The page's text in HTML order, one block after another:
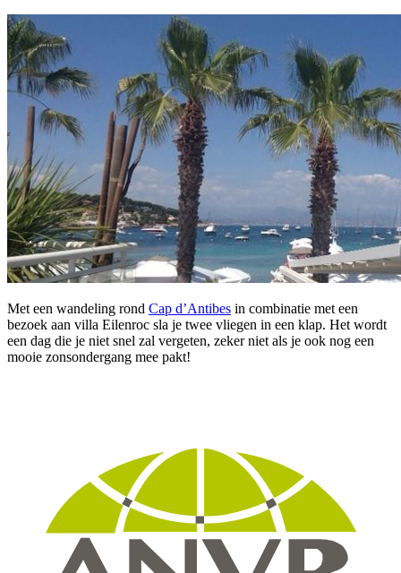
Met een wandeling rond Cap d’Antibes in combinatie met een
bezoek aan villa Eilenroc sla je twee vliegen in een klap. Het wordt
een dag die je niet snel zal vergeten, zeker niet als je ook nog een
mooie zonsondergang mee pakt!